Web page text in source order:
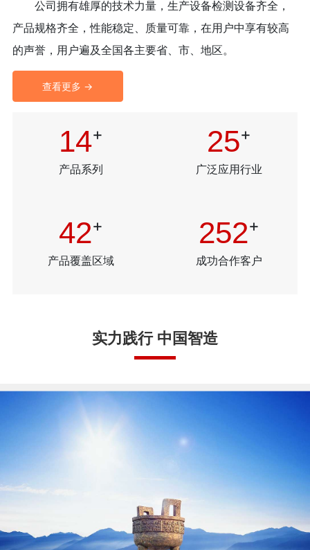
公司拥有雄厚的技术力量，生产设备检测设备齐全，
产品规格齐全，性能稳定、质量可靠，在用户中享有较高
的声誉，用户遍及全国各主要省、市、地区。
查看更多 →
16+
产品系列
30+
广泛应用行业
50+
产品覆盖区域
300+
成功合作客户
实力践行 中国智造